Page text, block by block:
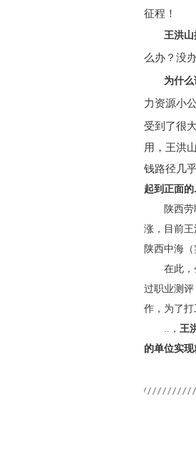
征程！
王洪山
么办？没
为什
力资源小
受到了很
用，王洪
钱路径几
起到正面的
陕西
涨，目前
陕西中海
在此，
过职业测
作，为了打
..， 王
的单位实现